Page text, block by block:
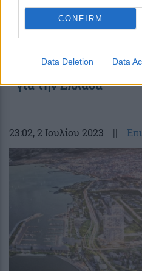
CONFIRM
Data Deletion Data
Βloomberg: Αυτό
έστειλε ο
για την Ελλάδα
23:02, 2 Ιουλίου 2023 ||